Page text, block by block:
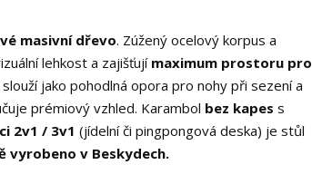
masivní dřevo. Zúžený ocelový korpus a
lehkost a zajišťujímaximum prostoru pro
jako pohodlná opora pro nohy při sezení a
prémiový vzhled. Karambol bez kapes s
2v1 / 3v1 (jídelní či pingpongová deska) je stůl
vyrobeno v Beskydech.